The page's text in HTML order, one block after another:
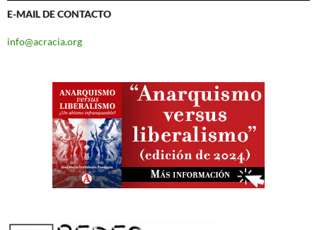
E-MAIL DE CONTACTO
info@acracia.org